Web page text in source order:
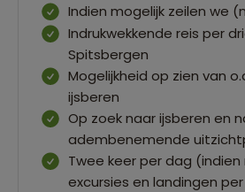
Indien mogelijk zeilen we
Indrukwekkende reis per
Spitsbergen
Mogelijkheid op zien van
ijsberen
Op zoek naar ijsberen en
adembenemende
Twee keer per dag (indien
excursies en landingen